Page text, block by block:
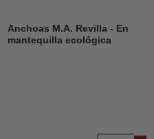
Anchoas M.A. Revilla - En
mantequilla ecológica